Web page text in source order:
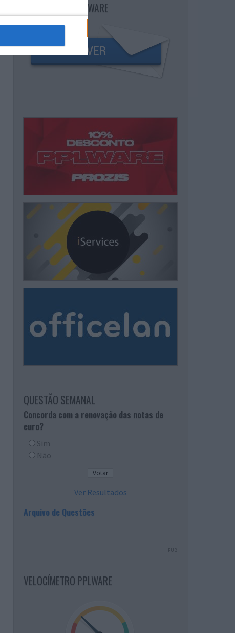
NEWSLETTER PPLWARE
QUESTÃO SEMANAL
Concorda com a renovação das notas de
euro?
Sim
Não
Ver Resultados
Arquivo de Questões
PUB
VELOCÍMETRO PPLWARE